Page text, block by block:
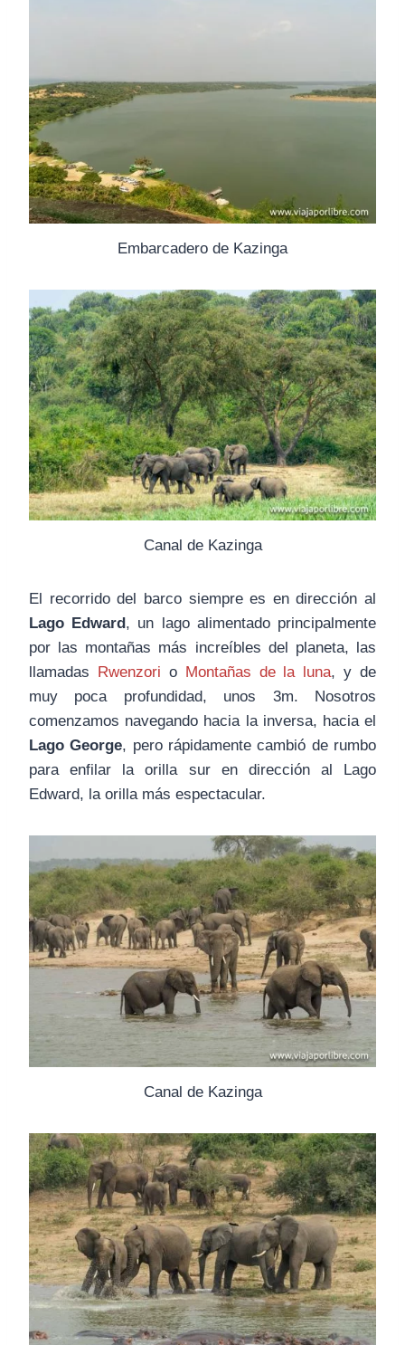
Embarcadero de Kazinga
Canal de Kazinga
El recorrido del barco siempre es en dirección al
Lago Edward, un lago alimentado principalmente
por las montañas más increíbles del planeta, las
llamadas Rwenzori o Montañas de la luna, y de
muy poca profundidad, unos 3m. Nosotros
comenzamos navegando hacia la inversa, hacia el
Lago George, pero rápidamente cambió de rumbo
para enfilar la orilla sur en dirección al Lago
Edward, la orilla más espectacular.
Canal de Kazinga